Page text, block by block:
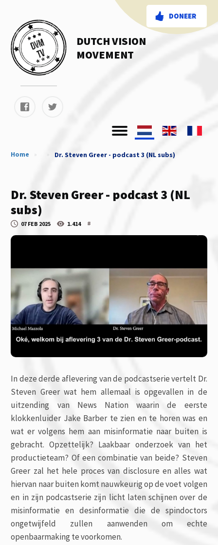
DONEER
DUTCH VISION
MOVEMENT
Home » » Dr. Steven Greer - podcast 3 (NL subs)
Dr. Steven Greer - podcast 3 (NL
subs)
07 FEB 2025 1.414 #
In deze derde aflevering van de podcastserie vertelt Dr.
Steven Greer wat hem allemaal is opgevallen in de
uitzending van News Nation waarin de eerste
klokkenluider Jake Barber te zien en te horen was en
wat er volgens hem aan misinformatie naar buiten is
gebracht. Opzettelijk? Laakbaar onderzoek van het
productieteam? Of een combinatie van beide? Steven
Greer zal het hele proces van disclosure en alles wat
hiervan naar buiten komt nauwkeurig op de voet volgen
en in zijn podcastserie zijn licht laten schijnen over de
misinformatie en desinformatie die de spindoctors
ongetwijfeld zullen aanwenden om echte
openbaarmaking te voorkomen.